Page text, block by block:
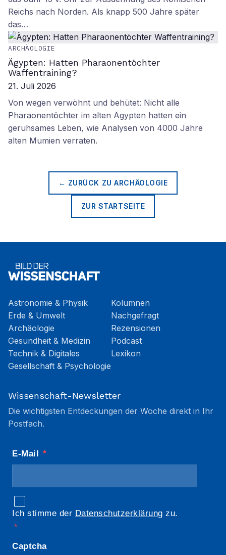
Reichs nach Norden. Als knapp 500 Jahre später
das…
ARCHÄOLOGIE
Ägypten: Hatten Pharaonentöchter
Waffentraining?
21. Juli 2026
Von wegen verwöhnt und behütet: Nicht alle
Pharaonentöchter im alten Ägypten hatten ein
geruhsames Leben, wie Analysen von 4000 Jahre
alten Mumien verraten.
← ZURÜCK ZUARCHÄOLOGIE
ZUR STARTSEITE
Astronomie & Physik
Erde & Umwelt
Archäologie
Gesundheit & Medizin
Technik & Digitales
Gesellschaft & Psychologie
Kolumnen
Nachgefragt
Rezensionen
Podcast
Lexikon
Wissenschaft-Newsletter
Die wichtigsten Entdeckungen der Woche direkt in Ihr
Postfach.